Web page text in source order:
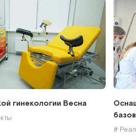
гинекологии Весна
#